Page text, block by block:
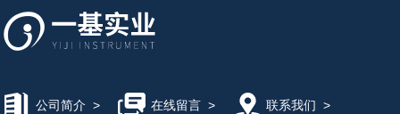
公司简介 > 在线留言> 联系我们 >